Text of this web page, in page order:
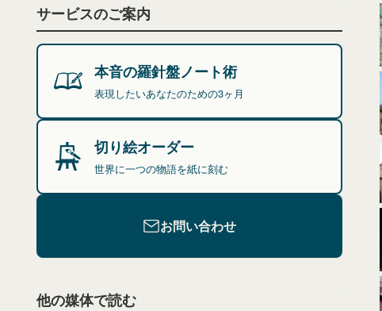
サービスのご案内
本音の羅針盤ノート術
表現したいあなたのための3ヶ月
切り絵オーダー
世界に一つの物語を紙に刻む
お問い合わせ
他の媒体で読む